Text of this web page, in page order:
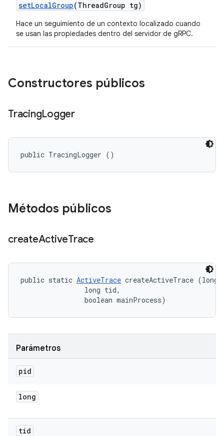
setLocalGroup(ThreadGroup tg)
Hace un seguimiento de un contexto localizado cuando
se usan las propiedades dentro del servidor de gRPC.
Constructores públicos
TracingLogger
public TracingLogger ()
Métodos públicos
createActiveTrace
public static ActiveTrace createActiveTrace
                long tid,
                boolean mainProcess)
Parámetros
pid
long
tid